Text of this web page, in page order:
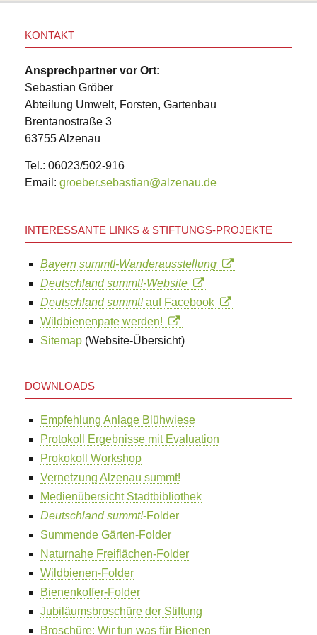
KONTAKT
Ansprechpartner vor Ort:
Sebastian Gröber
Abteilung Umwelt, Forsten, Gartenbau
Brentanostraße 3
63755 Alzenau
Tel.: 06023/502-916
Email: groeber.sebastian@alzenau.de
INTERESSANTE LINKS & STIFTUNGS-PROJEKTE
Bayern summt!-Wanderausstellung
Deutschland summt!-Website
Deutschland summt!auf Facebook
Wildbienenpate werden!
Sitemap (Website-Übersicht)
DOWNLOADS
Empfehlung Anlage Blühwiese
Protokoll Ergebnisse mit Evaluation
Prokokoll Workshop
Vernetzung Alzenau summt!
Medienübersicht Stadtbibliothek
Deutschland summt!-Folder
Summende Gärten-Folder
Naturnahe Freiflächen-Folder
Wildbienen-Folder
Bienenkoffer-Folder
Jubiläumsbroschüre der Stiftung
Broschüre: Wir tun was für Bienen